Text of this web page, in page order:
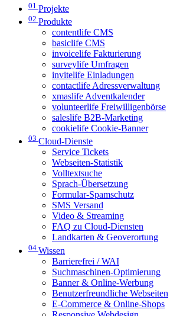
01 Projekte
02 Produkte
contentlife CMS
basiclife CMS
invoicelife Fakturierung
surveylife Umfragen
invitelife Einladungen
contactlife Adressverwaltung
xmaslife Adventkalender
volunteerlife Freiwilligenbörse
saleslife B2B-Marketing
cookielife Cookie-Banner
03 Cloud-Dienste
Service Tickets
Webseiten-Statistik
Volltextsuche
Sprach-Übersetzung
Formular-Spamschutz
SMS Versand
Video & Streaming
FAQ zu Cloud-Diensten
Landkarten & Geoverortung
04 Wissen
Barrierefrei / WAI
Suchmaschinen-Optimierung
Banner & Online-Werbung
Benutzerfreundliche Webseiten
E-Commerce & Online-Shops